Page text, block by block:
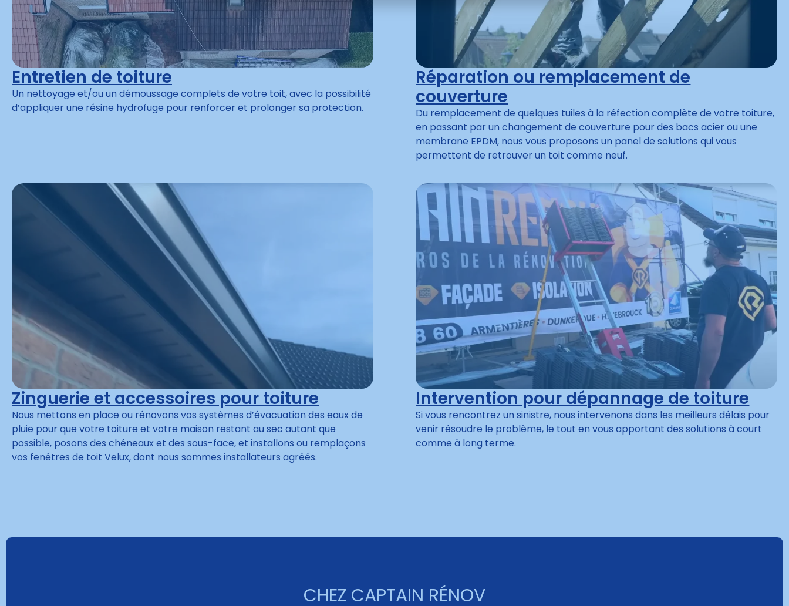
Entretien de toiture
Un nettoyage et/ou un démoussage complets de votre toit, avec la possibilité
d’appliquer une résine hydrofuge pour renforcer et prolonger sa protection.
Réparation ou remplacement de
couverture
Du remplacement de quelques tuiles à la réfection complète de votre toiture,
en passant par un changement de couverture pour des bacs acier ou une
membrane EPDM, nous vous proposons un panel de solutions qui vous
permettent de retrouver un toit comme neuf.
Zinguerie et accessoires pour toiture
Nous mettons en place ou rénovons vos systèmes d’évacuation des eaux de
pluie pour que votre toiture et votre maison restant au sec autant que
possible, posons des chéneaux et des sous-face, et installons ou remplaçons
vos fenêtres de toit Velux, dont nous sommes installateurs agréés.
Intervention pour dépannage de toiture
Si vous rencontrez un sinistre, nous intervenons dans les meilleurs délais pour
venir résoudre le problème, le tout en vous apportant des solutions à court
comme à long terme.
CHEZ CAPTAIN RÉNOV